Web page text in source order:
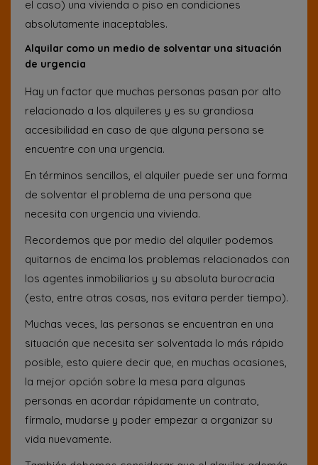
el caso) una vivienda o piso en condiciones
absolutamente inaceptables.
Alquilar como un medio de solventar una situación
de urgencia
Hay un factor que muchas personas pasan por alto
relacionado a los alquileres y es su grandiosa
accesibilidad en caso de que alguna persona se
encuentre con una urgencia.
En términos sencillos, el alquiler puede ser una forma
de solventar el problema de una persona que
necesita con urgencia una vivienda.
Recordemos que por medio del alquiler podemos
quitarnos de encima los problemas relacionados con
los agentes inmobiliarios y su absoluta burocracia
(esto, entre otras cosas, nos evitara perder tiempo).
Muchas veces, las personas se encuentran en una
situación que necesita ser solventada lo más rápido
posible, esto quiere decir que, en muchas ocasiones,
la mejor opción sobre la mesa para algunas
personas en acordar rápidamente un contrato,
fírmalo, mudarse y poder empezar a organizar su
vida nuevamente.